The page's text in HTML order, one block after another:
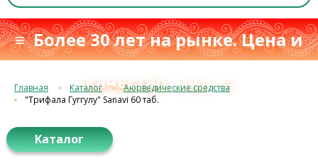
≡ Более 30 лет на рынке. Цена и
качествос 1993 г.≡
Главная Каталог
Аюрведические средства
"Трифала Гуггулу" Sanavi 60 таб.
Каталог